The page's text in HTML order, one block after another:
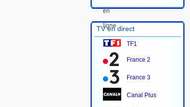
TV en direct
TF1
France 2
France 3
Canal Plus